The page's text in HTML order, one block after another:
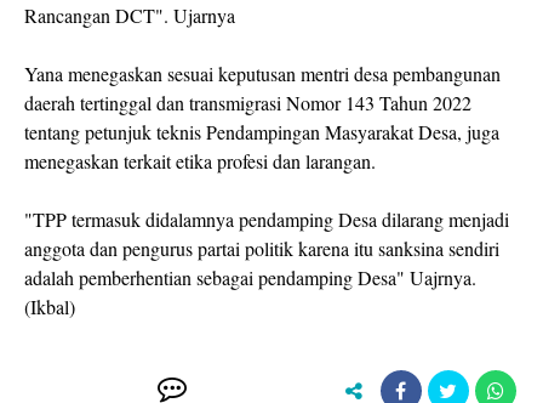
Rancangan DCT". Ujarnya
Yana menegaskan sesuai keputusan mentri desa pembangunan
daerah tertinggal dan transmigrasi Nomor 143 Tahun 2022
tentang petunjuk teknis Pendampingan Masyarakat Desa, juga
menegaskan terkait etika profesi dan larangan.
"TPP termasuk didalamnya pendamping Desa dilarang menjadi
anggota dan pengurus partai politik karena itu sanksina sendiri
adalah pemberhentian sebagai pendamping Desa" Uajrnya.
(Ikbal)